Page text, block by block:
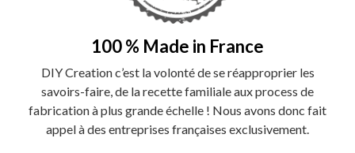
100 % Made in France
DIY Creation c’est la volonté de se réapproprier les
savoirs-faire, de la recette familiale aux process de
fabrication à plus grande échelle ! Nous avons donc fait
appel à des entreprises françaises exclusivement.